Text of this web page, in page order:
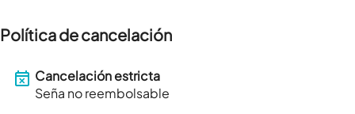
Política de cancelación
Cancelación estricta
Seña no reembolsable